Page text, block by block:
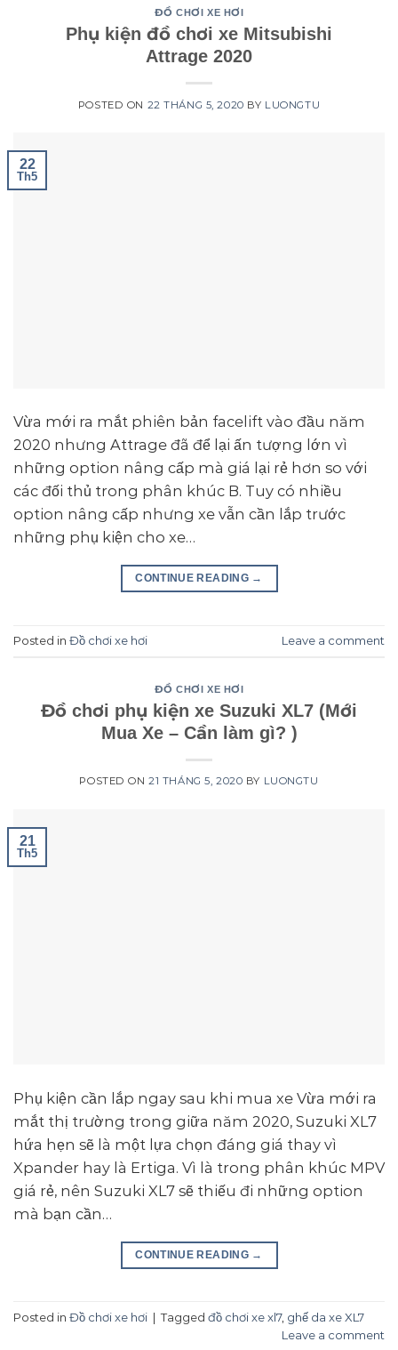
ĐỒ CHƠI XE HƠI
Phụ kiện đồ chơi xe Mitsubishi
Attrage 2020
POSTED ON 22 THÁNG 5, 2020 BY LUONGTU
22
Th5
Vừa mới ra mắt phiên bản facelift vào đầu năm
2020 nhưng Attrage đã để lại ấn tượng lớn vì
những option nâng cấp mà giá lại rẻ hơn so với
các đối thủ trong phân khúc B. Tuy có nhiều
option nâng cấp nhưng xe vẫn cần lắp trước
những phụ kiện cho xe…
CONTINUE READING →
Posted in Đồ chơi xe hơi Leave a comment
ĐỒ CHƠI XE HƠI
Đồ chơi phụ kiện xe Suzuki XL7 (Mới
Mua Xe – Cần làm gì? )
POSTED ON21 THÁNG 5, 2020 BY LUONGTU
21
Th5
Phụ kiện cần lắp ngay sau khi mua xe Vừa mới ra
mắt thị trường trong giữa năm 2020, Suzuki XL7
hứa hẹn sẽ là một lựa chọn đáng giá thay vì
Xpander hay là Ertiga. Vì là trong phân khúc MPV
giá rẻ, nên Suzuki XL7 sẽ thiếu đi những option
mà bạn cần…
CONTINUE READING →
Posted in Đồ chơi xe hơi | Tagged đồ chơi xe xl7, ghế da xe XL7
Leave a comment